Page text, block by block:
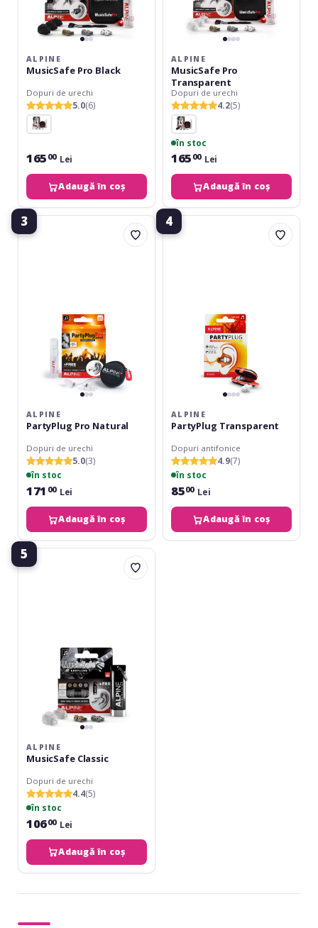
ALPINE
MusicSafe Pro Black
Dopuri de urechi
5.0(6)
165 00 Lei
Adaugă în coș
ALPINE
MusicSafe Pro
Transparent
Dopuri de urechi
4.2(5)
în stoc
165 00 Lei
Adaugă în coș
3
Alpine
PartyPlug
ALPINE
PartyPlug Pro Natural
Dopuri de urechi
5.0(3)
în stoc
171 00 Lei
Adaugă în coș
4
Alpine
PartyPlug
ALPINE
PartyPlug Transparent
Dopuri antifonice
4.9(7)
în stoc
8500 Lei
Adaugă în coș
5
Alpine
MusicSafe
ALPINE
MusicSafe Classic
Dopuri de urechi
4.4(5)
în stoc
10600 Lei
Adaugă în coș